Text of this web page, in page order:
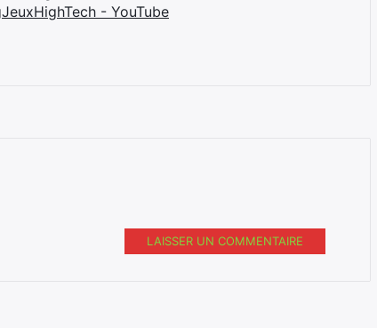
- YouTube
LAISSER UN COMMENTAIRE